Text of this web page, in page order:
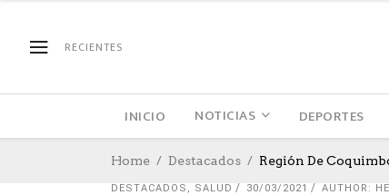
RECIENTES
INICIO NOTICIAS DEPORTES
Home Destacados Región De
DESTACADOS , SALUD 30/03/2021 AUTHOR: